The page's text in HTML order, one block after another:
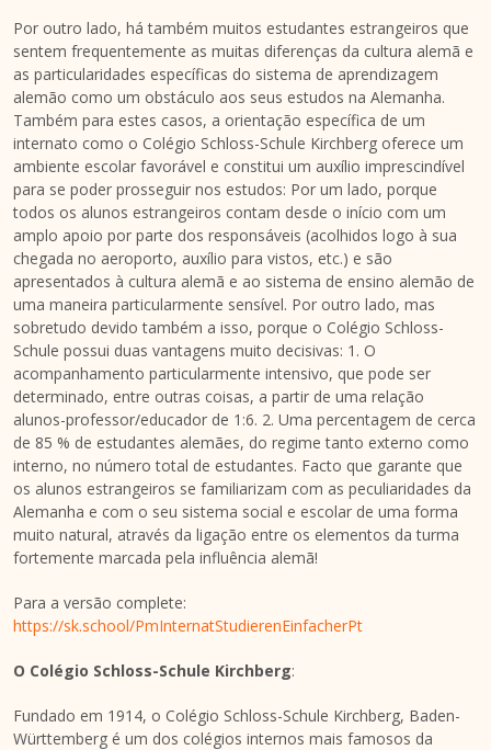
Por outro lado, há também muitos estudantes estrangeiros que
sentem frequentemente as muitas diferenças da cultura alemã e
as particularidades específicas do sistema de aprendizagem
alemão como um obstáculo aos seus estudos na Alemanha.
Também para estes casos, a orientação específica de um
internato como o Colégio Schloss-Schule Kirchberg oferece um
ambiente escolar favorável e constitui um auxílio imprescindível
para se poder prosseguir nos estudos: Por um lado, porque
todos os alunos estrangeiros contam desde o início com um
amplo apoio por parte dos responsáveis (acolhidos logo à sua
chegada no aeroporto, auxílio para vistos, etc.) e são
apresentados à cultura alemã e ao sistema de ensino alemão de
uma maneira particularmente sensível. Por outro lado, mas
sobretudo devido também a isso, porque o Colégio Schloss-
Schule possui duas vantagens muito decisivas: 1. O
acompanhamento particularmente intensivo, que pode ser
determinado, entre outras coisas, a partir de uma relação
alunos-professor/educador de 1:6. 2. Uma percentagem de cerca
de 85 % de estudantes alemães, do regime tanto externo como
interno, no número total de estudantes. Facto que garante que
os alunos estrangeiros se familiarizam com as peculiaridades da
Alemanha e com o seu sistema social e escolar de uma forma
muito natural, através da ligação entre os elementos da turma
fortemente marcada pela influência alemã!
Para a versão complete:
https://sk.school/PmInternatStudierenEinfacherPt
O Colégio Schloss-Schule Kirchberg:
Fundado em 1914, o Colégio Schloss-Schule Kirchberg, Baden-
Württemberg é um dos colégios internos mais famosos da